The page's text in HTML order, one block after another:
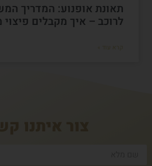
תאונת אופנוע: המדריך
לרוכב – איך מקבלים